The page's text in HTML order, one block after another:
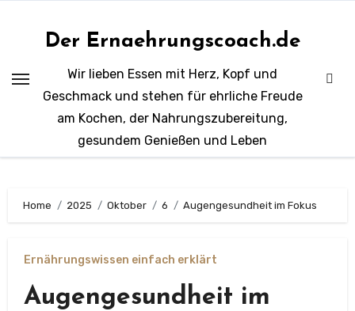
Der Ernaehrungscoach.de
Wir lieben Essen mit Herz, Kopf und
Geschmack und stehen für ehrliche Freude
am Kochen, der Nahrungszubereitung,
gesundem Genießen und Leben
Home 2025 Oktober 6 Augengesundheit im Fokus
Ernährungswissen einfach erklärt
Augengesundheit im